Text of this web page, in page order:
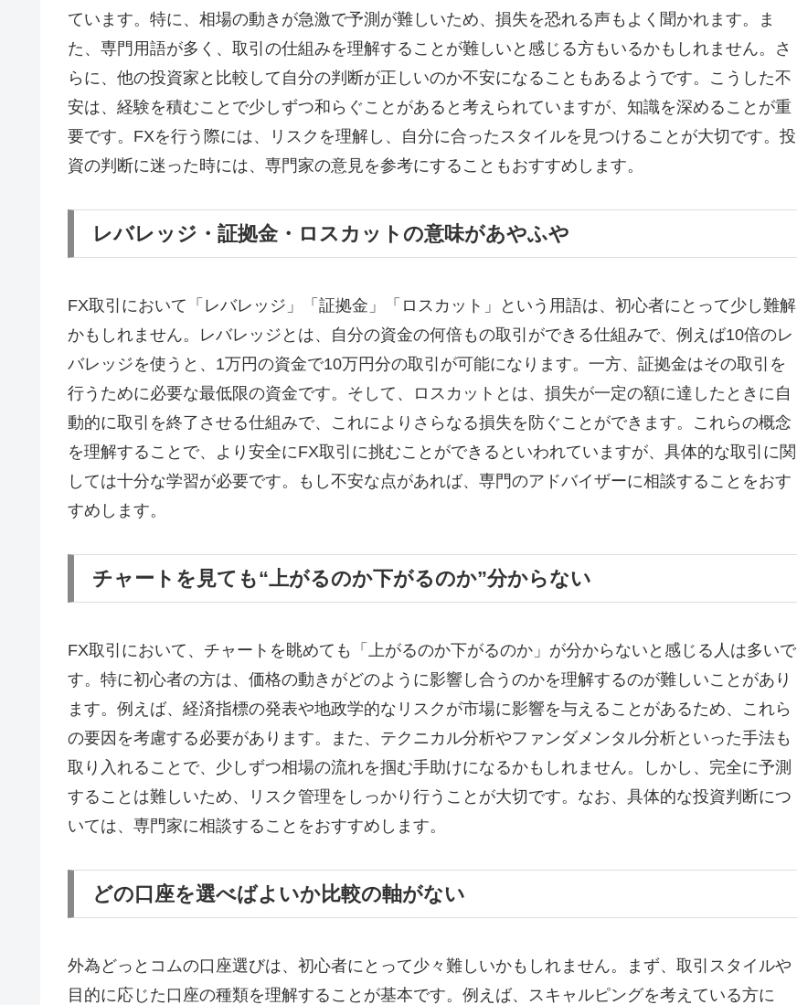
ています。特に、相場の動きが急激で予測が難しいため、損失を恐れる声もよく聞かれます。ま
た、専門用語が多く、取引の仕組みを理解することが難しいと感じる方もいるかもしれません。さ
らに、他の投資家と比較して自分の判断が正しいのか不安になることもあるようです。こうした不
安は、経験を積むことで少しずつ和らぐことがあると考えられていますが、知識を深めることが重
要です。FXを行う際には、リスクを理解し、自分に合ったスタイルを見つけることが大切です。投
資の判断に迷った時には、専門家の意見を参考にすることもおすすめします。
レバレッジ・証拠金・ロスカットの意味があやふや
FX取引において「レバレッジ」「証拠金」「ロスカット」という用語は、初心者にとって少し難解
かもしれません。レバレッジとは、自分の資金の何倍もの取引ができる仕組みで、例えば10倍のレ
バレッジを使うと、1万円の資金で10万円分の取引が可能になります。一方、証拠金はその取引を
行うために必要な最低限の資金です。そして、ロスカットとは、損失が一定の額に達したときに自
動的に取引を終了させる仕組みで、これによりさらなる損失を防ぐことができます。これらの概念
を理解することで、より安全にFX取引に挑むことができるといわれていますが、具体的な取引に関
しては十分な学習が必要です。もし不安な点があれば、専門のアドバイザーに相談することをおす
すめします。
チャートを見ても“上がるのか下がるのか”分からない
FX取引において、チャートを眺めても「上がるのか下がるのか」が分からないと感じる人は多いで
す。特に初心者の方は、価格の動きがどのように影響し合うのかを理解するのが難しいことがあり
ます。例えば、経済指標の発表や地政学的なリスクが市場に影響を与えることがあるため、これら
の要因を考慮する必要があります。また、テクニカル分析やファンダメンタル分析といった手法も
取り入れることで、少しずつ相場の流れを掴む手助けになるかもしれません。しかし、完全に予測
することは難しいため、リスク管理をしっかり行うことが大切です。なお、具体的な投資判断につ
いては、専門家に相談することをおすすめします。
どの口座を選べばよいか比較の軸がない
外為どっとコムの口座選びは、初心者にとって少々難しいかもしれません。まず、取引スタイルや
目的に応じた口座の種類を理解することが基本です。例えば、スキャルピングを考えている方に